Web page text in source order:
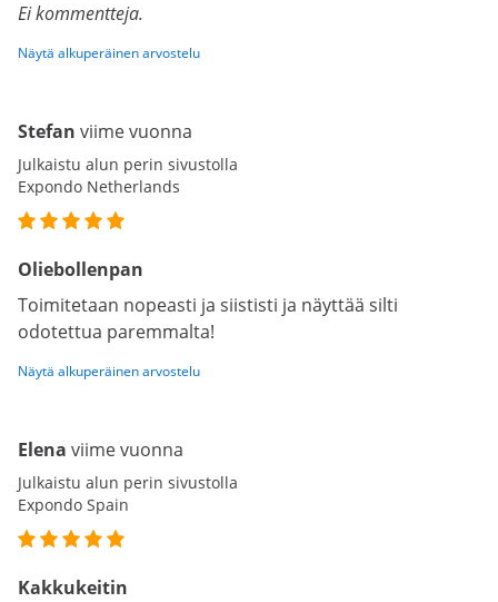
Ei kommentteja.
Näytä alkuperäinen arvostelu
Stefan viime vuonna
Julkaistu alun perin sivustolla
Expondo Netherlands
Oliebollenpan
Toimitetaan nopeasti ja siististi ja näyttää silti
odotettua paremmalta!
Näytä alkuperäinen arvostelu
Elena viime vuonna
Julkaistu alun perin sivustolla
Expondo Spain
Kakkukeitin